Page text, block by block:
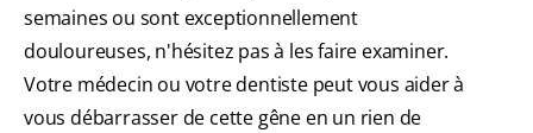
semaines ou sont exceptionnellement
douloureuses, n'hésitez pas à les faire examiner.
Votre médecin ou votre dentiste peut vous aider à
vous débarrasser de cette gêne en un rien de